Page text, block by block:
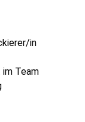
in
Team